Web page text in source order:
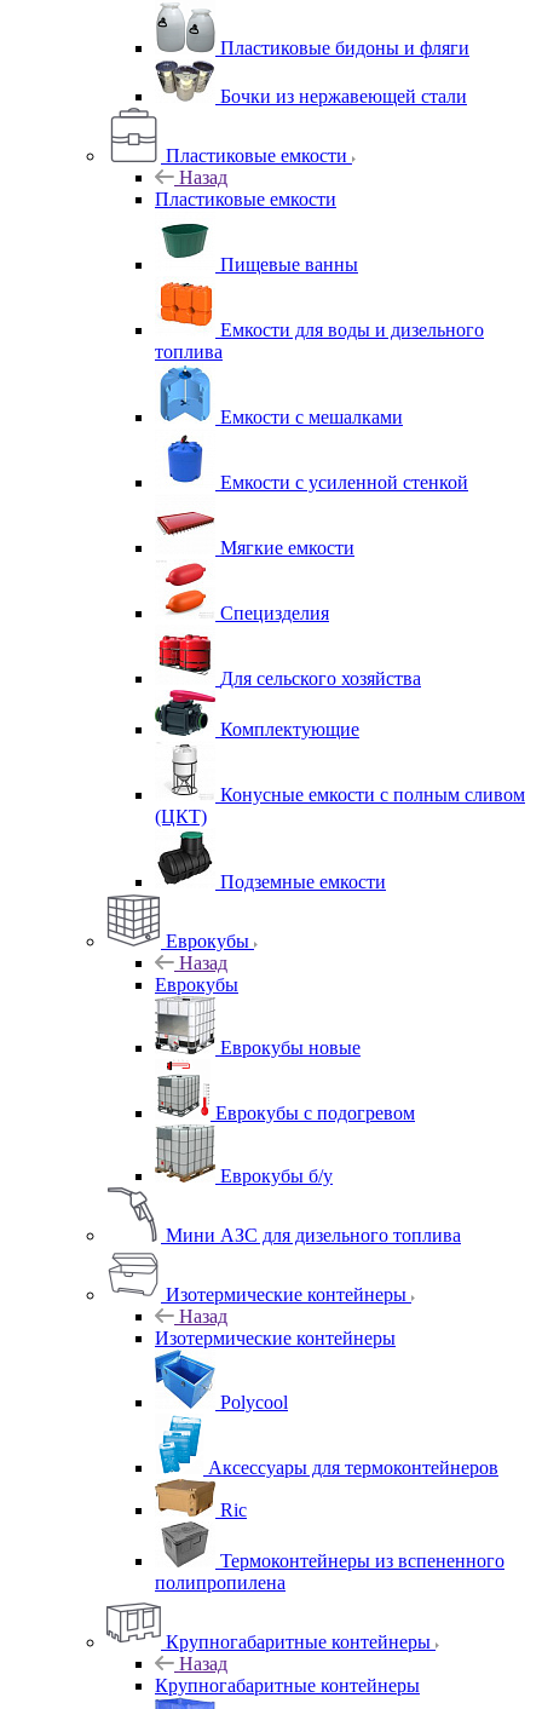
Пластиковые бидоны и фляги
Бочки из нержавеющей стали
Пластиковые емкости
Назад
Пластиковые емкости
Пищевые ванны
Емкости для воды и дизельного
топлива
Емкости с мешалками
Емкости с усиленной стенкой
Мягкие емкости
Специзделия
Для сельского хозяйства
Комплектующие
Конусные емкости с полным сливом
(ЦКТ)
Подземные емкости
Еврокубы
Назад
Еврокубы
Еврокубы новые
Еврокубы с подогревом
Еврокубы б/у
Мини АЗС для дизельного топлива
Изотермические контейнеры
Назад
Изотермические контейнеры
Polycool
Аксессуары для термоконтейнеров
Ric
Термоконтейнеры из вспененного
полипропилена
Крупногабаритные контейнеры
Назад
Крупногабаритные контейнеры